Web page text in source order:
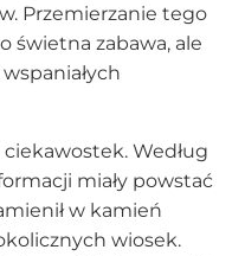
Przemierzanie tego
świetna zabawa, ale
Według
miały powstać
w kamień
wiosek.